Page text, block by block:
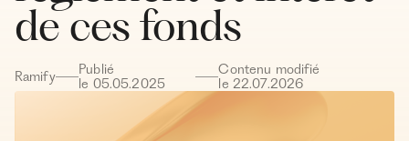
de ces fonds
Ramify
Publié
le 05.05.2025
Contenu modifié
le 22.07.2026